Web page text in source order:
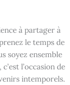
à partager à
le temps de
soyez ensemble
l’occasion de
intemporels.